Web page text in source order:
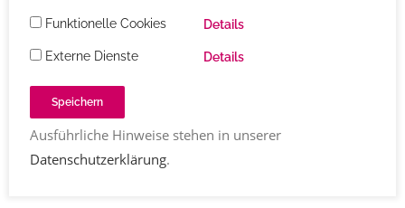
Funktionelle Cookies Details
Externe Dienste Details
Speichern
Ausführliche Hinweise stehen in unserer
Datenschutzerklärung.